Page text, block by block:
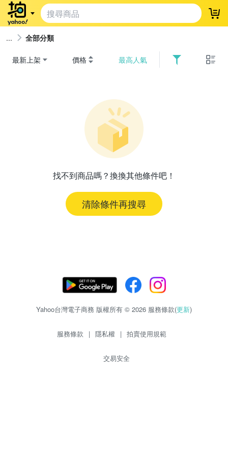
登
全部分類
最新上架 價格 最高人氣
找不到商品嗎？換換其他條件吧！
清除條件再搜尋
Yahoo台灣電子商務 版權所有 © 2026 服務條款(更新)
服務條款 | 隱私權 | 拍賣使用規範
交易安全